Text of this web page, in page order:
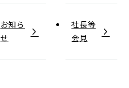
お知ら
せ
社長等
会見